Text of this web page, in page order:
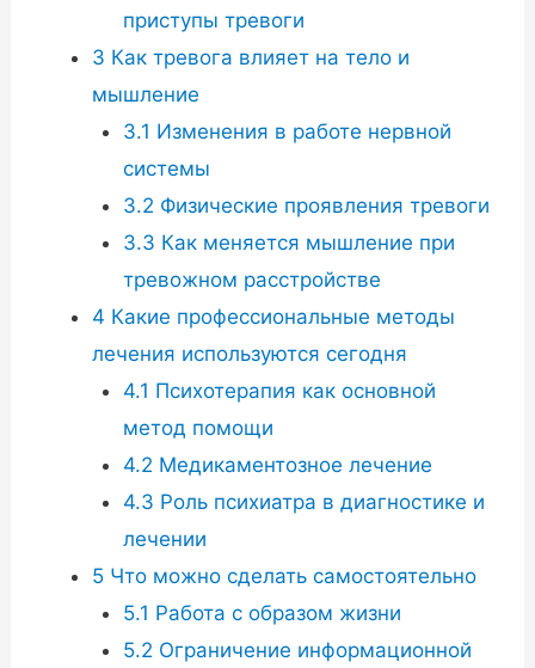
приступы тревоги
3 Как тревога влияет на тело и
мышление
3.1 Изменения в работе нервной
системы
3.2 Физические проявления тревоги
3.3 Как меняется мышление при
тревожном расстройстве
4 Какие профессиональные методы
лечения используются сегодня
4.1 Психотерапия как основной
метод помощи
4.2 Медикаментозное лечение
4.3 Роль психиатра в диагностике и
лечении
5 Что можно сделать самостоятельно
5.1 Работа с образом жизни
5.2 Ограничение информационной